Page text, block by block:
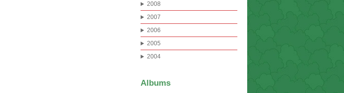
2008
2007
2006
2005
2004
Albums